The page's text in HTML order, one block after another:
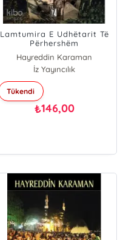
Lamtumira E Udhëtarit Të
Përhershëm
Hayreddin Karaman
İz Yayıncılık
Tükendi
₺146,00